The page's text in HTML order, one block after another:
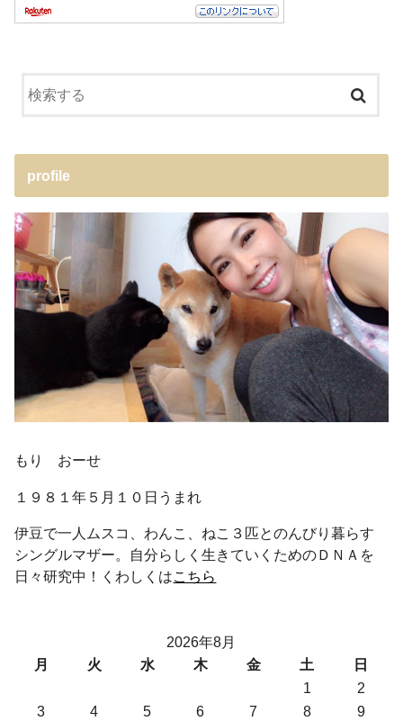
profile
もり おーせ
１９８１年５月１０日うまれ
伊豆で一人ムスコ、わんこ、ねこ３匹とのんびり暮らす
シングルマザー。自分らしく生きていくためのＤＮＡを
日々研究中！くわしくはこちら
2026年8月
月
火 水 木 金 土
日
1
2
3
4 5 6 7 8
9